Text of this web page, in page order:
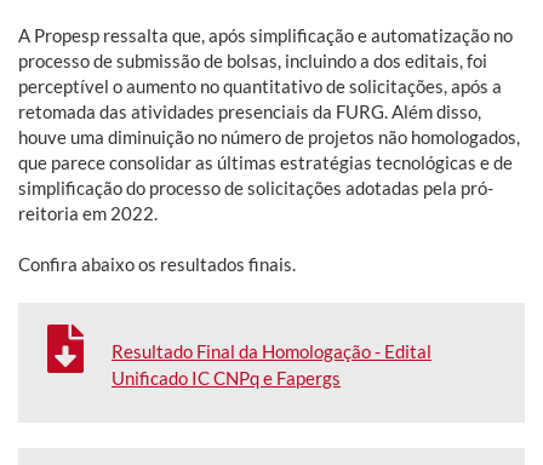
A Propesp ressalta que, após simplificação e automatização no
processo de submissão de bolsas, incluindo a dos editais, foi
perceptível o aumento no quantitativo de solicitações, após a
retomada das atividades presenciais da FURG. Além disso,
houve uma diminuição no número de projetos não homologados,
que parece consolidar as últimas estratégias tecnológicas e de
simplificação do processo de solicitações adotadas pela pró-
reitoria em 2022.
Confira abaixo os resultados finais.
Resultado Final da Homologação - Edital
Unificado IC CNPq e Fapergs